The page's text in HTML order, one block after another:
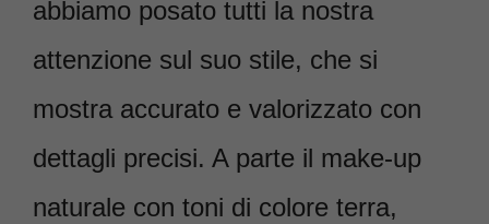
abbiamo posato tutti la nostra
attenzione sul suo stile, che si
mostra accurato e valorizzato con
dettagli precisi. A parte il make-up
naturale con toni di colore terra,